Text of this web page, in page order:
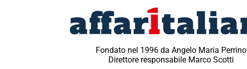
Fondato nel 1996 da Angelo Maria Perrino
Direttore responsabile Marco Scotti